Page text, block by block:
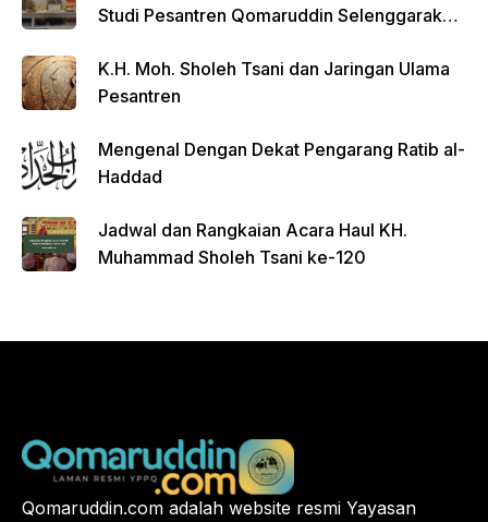
Studi Pesantren Qomaruddin Selenggarakan
K.H. Moh. Sholeh Tsani dan Jaringan Ulama
Pesantren
Mengenal Dengan Dekat Pengarang Ratib al-
Haddad
Jadwal dan Rangkaian Acara Haul KH.
Muhammad Sholeh Tsani ke-120
Qomaruddin.com adalah website resmi Yayasan